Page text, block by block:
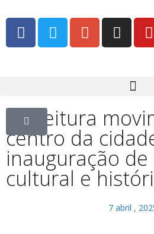
Prefeitura
centro da
inauguração
cultural e
7 abril ,